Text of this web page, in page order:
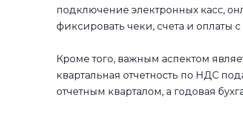
подключение электронных касс,
фиксировать чеки, счета и оплаты
Кроме того, важным аспектом
квартальная отчетность по НДС
отчетным кварталом, а годовая